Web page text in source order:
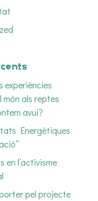
experiències
món als reptes
avui?
Energètiques
en l’activisme
pel projecte